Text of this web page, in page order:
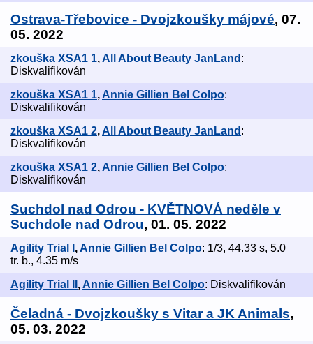
Ostrava-Třebovice - Dvojzkoušky májové, 07.
05. 2022
zkouška XSA1 1,All About Beauty JanLand :
Diskvalifikován
zkouška XSA1 1, Annie Gillien Bel Colpo:
Diskvalifikován
zkouška XSA1 2,All About Beauty JanLand :
Diskvalifikován
zkouška XSA1 2, Annie Gillien Bel Colpo:
Diskvalifikován
Suchdol nad Odrou - KVĚTNOVÁ neděle v
Suchdole nad Odrou, 01. 05. 2022
Agility Trial I ,Annie Gillien Bel Colpo: 1/3, 44.33 s, 5.0
tr. b., 4.35 m/s
Agility Trial II , Annie Gillien Bel Colpo: Diskvalifikován
Čeladná - Dvojzkoušky s Vitar a JK Animals,
05. 03. 2022